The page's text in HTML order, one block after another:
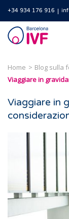
+34 934 176 916
Barcelona
IVF
Home Blog sulla
Viaggiare in
Viaggiare in